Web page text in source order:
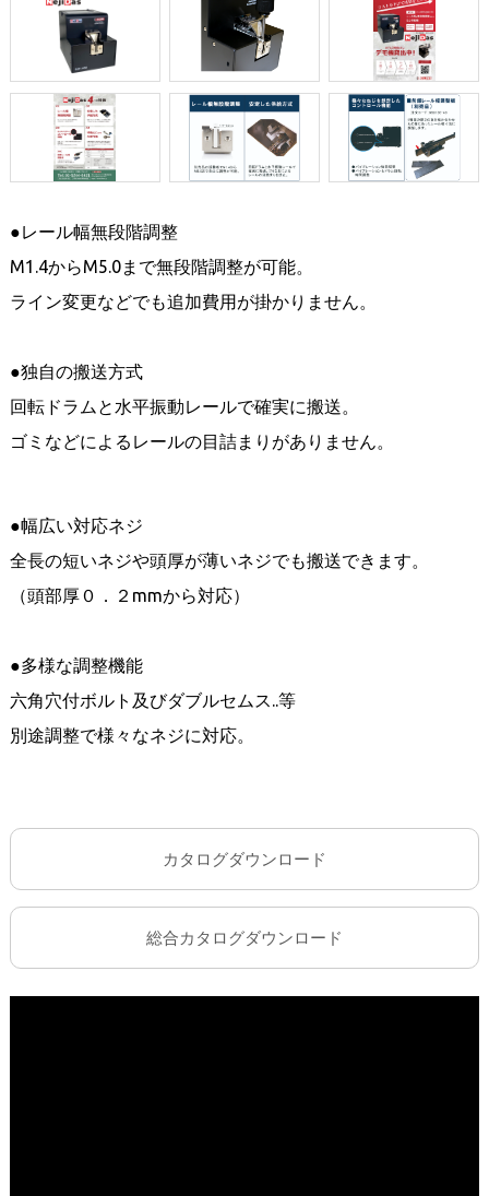
●レール幅無段階調整
M1.4からM5.0まで無段階調整が可能。
ライン変更などでも追加費用が掛かりません。
●独自の搬送方式
回転ドラムと水平振動レールで確実に搬送。
ゴミなどによるレールの目詰まりがありません。
●幅広い対応ネジ
全長の短いネジや頭厚が薄いネジでも搬送できます。
（頭部厚０．２mmから対応）
●多様な調整機能
六角穴付ボルト及びダブルセムス..等
別途調整で様々なネジに対応。
カタログダウンロード
総合カタログダウンロード